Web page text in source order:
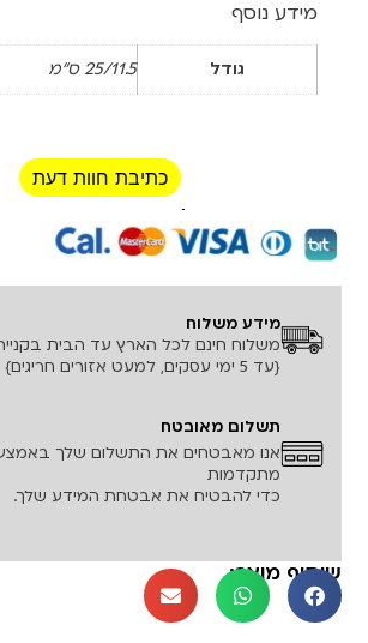
מידע נוסף
גודל 25/11.5 ס"מ
כתיבת חוות דעת
רכישה מאובטחת!
מידע משלוח
משלוח חינם לכל הארץ עד הבית בקנייה
{עד 5 ימי עסקים, למעט אזורים חריגים}
תשלום מאובטח
אנו מאבטחים את התשלום שלך
מתקדמות
כדי להבטיח את אבטחת המידע שלך.
שיתוף מוצר: